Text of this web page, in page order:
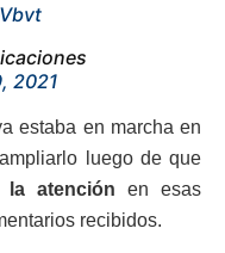
2021
estaba en marcha en
luego de que
la atención en esas
recibidos.